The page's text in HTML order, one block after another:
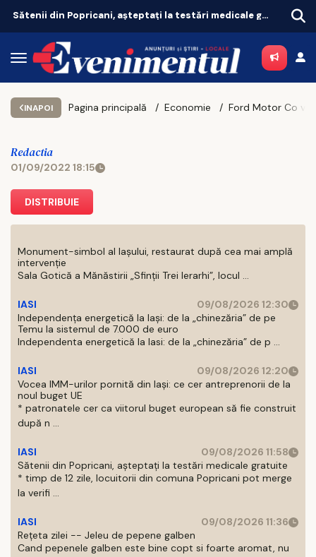
Sătenii din Popricani, așteptați la testări medicale gratuite
INAPOI Pagina principală Economie
Redactia
01/09/2022 18:15
DISTRIBUIE
Monument-simbol al Iaşului, restaurat după cea mai amplă
intervenţie
Sala Gotică a Mănăstirii „Sfinţii Trei Ierarhi”, locul ...
IASI
09/08/2026 12:30
Independența energetică la Iași: de la „chinezăria” de pe
Temu la sistemul de 7.000 de euro
Independenta energetică la Iasi: de la „chinezăria” de p ...
IASI
09/08/2026 12:20
Vocea IMM-urilor pornită din Iași: ce cer antreprenorii de la
noul buget UE
* patronatele cer ca viitorul buget european să fie construit
după n ...
IASI
09/08/2026 11:58
Sătenii din Popricani, așteptați la testări medicale gratuite
* timp de 12 zile, locuitorii din comuna Popricani pot merge
la verifi ...
IASI
09/08/2026 11:36
Rețeta zilei -- Jeleu de pepene galben
Cand pepenele galben este bine copt si foarte aromat, nu